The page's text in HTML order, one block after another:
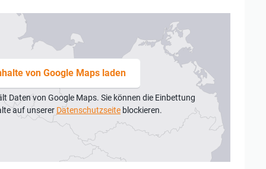
von Google Maps laden
Daten von Google Maps. Sie können die Einbettung
auf unserer Datenschutzseite blockieren.